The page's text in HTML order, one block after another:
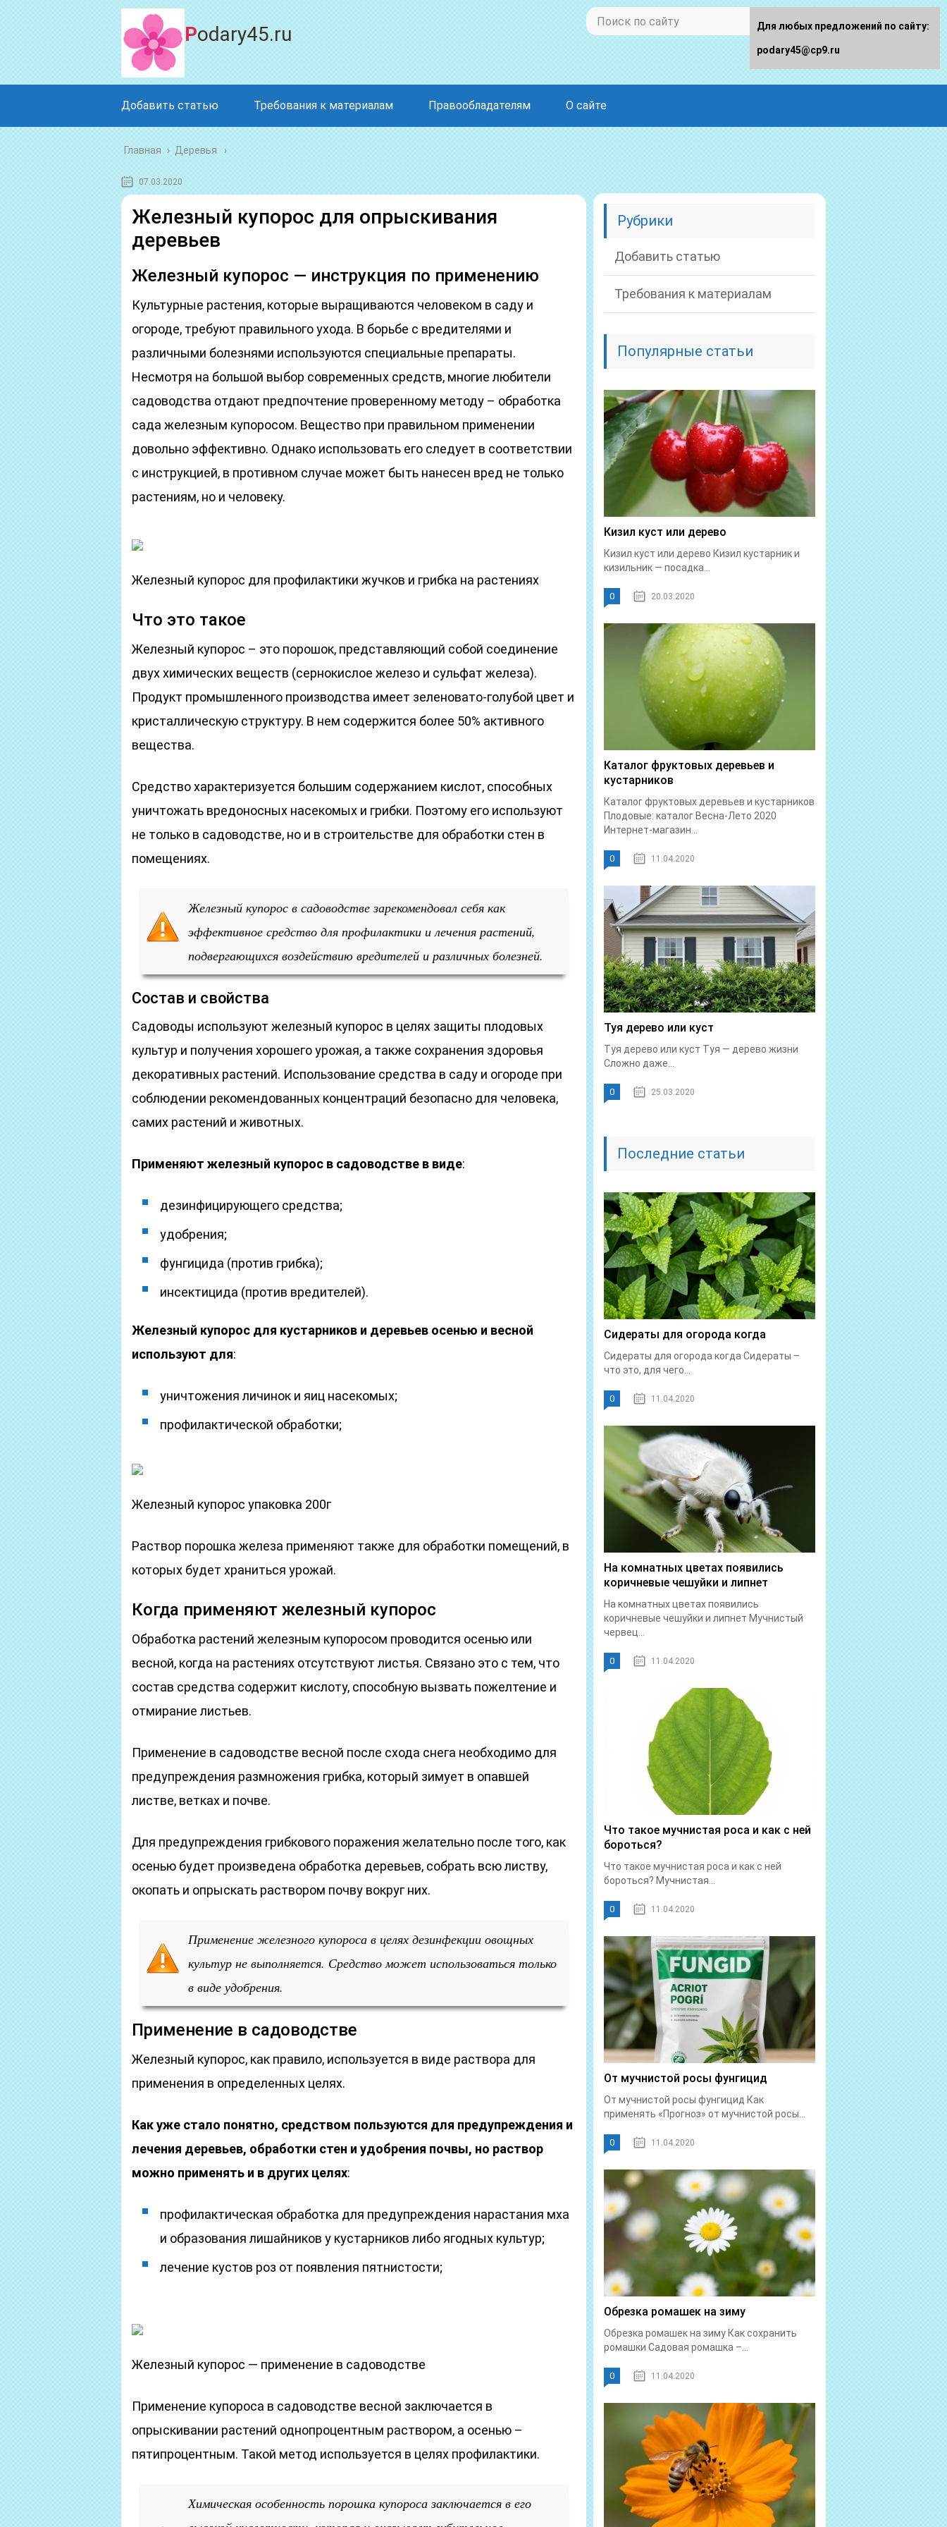
Podary45.ru
Добавить статью Требования к материалам Правообладателям О сайте
Главная › Деревья
07.03.2020
Железный купорос для опрыскивания
деревьев
Железный купорос — инструкция по применению
Культурные растения, которые выращиваются человеком в саду и
огороде, требуют правильного ухода. В борьбе с вредителями и
различными болезнями используются специальные препараты.
Несмотря на большой выбор современных средств, многие любители
садоводства отдают предпочтение проверенному методу – обработка
сада железным купоросом. Вещество при правильном применении
довольно эффективно. Однако использовать его следует в соответствии
с инструкцией, в противном случае может быть нанесен вред не только
растениям, но и человеку.
Железный купорос для профилактики жучков и грибка на растениях
Что это такое
Железный купорос – это порошок, представляющий собой соединение
двух химических веществ (сернокислое железо и сульфат железа).
Продукт промышленного производства имеет зеленовато-голубой цвет и
кристаллическую структуру. В нем содержится более 50% активного
вещества.
Средство характеризуется большим содержанием кислот, способных
уничтожать вредоносных насекомых и грибки. Поэтому его используют
не только в садоводстве, но и в строительстве для обработки стен в
помещениях.
Железный купорос в садоводстве зарекомендовал себя как
эффективное средство для профилактики и лечения растений,
подвергающихся воздействию вредителей и различных болезней.
Состав и свойства
Садоводы используют железный купорос в целях защиты плодовых
культур и получения хорошего урожая, а также сохранения здоровья
декоративных растений. Использование средства в саду и огороде при
соблюдении рекомендованных концентраций безопасно для человека,
самих растений и животных.
Применяют железный купорос в садоводстве в виде:
дезинфицирующего средства;
удобрения;
фунгицида (против грибка);
инсектицида (против вредителей).
Железный купорос для кустарников и деревьев осенью и весной
используют для:
уничтожения личинок и яиц насекомых;
профилактической обработки;
Железный купорос упаковка 200г
Раствор порошка железа применяют также для обработки помещений, в
которых будет храниться урожай.
Когда применяют железный купорос
Обработка растений железным купоросом проводится осенью или
весной, когда на растениях отсутствуют листья. Связано это с тем, что
состав средства содержит кислоту, способную вызвать пожелтение и
отмирание листьев.
Применение в садоводстве весной после схода снега необходимо для
предупреждения размножения грибка, который зимует в опавшей
листве, ветках и почве.
Для предупреждения грибкового поражения желательно после того, как
осенью будет произведена обработка деревьев, собрать всю листву,
окопать и опрыскать раствором почву вокруг них.
Применение железного купороса в целях дезинфекции овощных
культур не выполняется. Средство может использоваться только
в виде удобрения.
Применение в садоводстве
Железный купорос, как правило, используется в виде раствора для
применения в определенных целях.
Как уже стало понятно, средством пользуются для предупреждения и
лечения деревьев, обработки стен и удобрения почвы, но раствор
можно применять и в других целях:
профилактическая обработка для предупреждения нарастания мха
и образования лишайников у кустарников либо ягодных культур;
лечение кустов роз от появления пятнистости;
Железный купорос — применение в садоводстве
Применение купороса в садоводстве весной заключается в
опрыскивании растений однопроцентным раствором, а осенью –
пятипроцентным. Такой метод используется в целях профилактики.
Химическая особенность порошка купороса заключается в его
Рубрики
Добавить статью
Требования к материалам
Популярные статьи
Кизил куст или дерево
Кизил куст или дерево Кизил кустарник и
кизильник — посадка...
0 20.03.2020
Каталог фруктовых деревьев и
кустарников
Каталог фруктовых деревьев и кустарников
Плодовые: каталог Весна-Лето 2020
Интернет-магазин...
0 11.04.2020
Туя дерево или куст
Туя дерево или куст Туя — дерево жизни
Сложно даже...
0 25.03.2020
Последние статьи
Сидераты для огорода когда
Сидераты для огорода когда Сидераты –
что это, для чего...
0 11.04.2020
На комнатных цветах появились
коричневые чешуйки и липнет
На комнатных цветах появились
коричневые чешуйки и липнет Мучнистый
червец...
0 11.04.2020
Что такое мучнистая роса и как с ней
бороться?
Что такое мучнистая роса и как с ней
бороться? Мучнистая...
0 11.04.2020
От мучнистой росы фунгицид
От мучнистой росы фунгицид Как
применять «Прогноз» от мучнистой росы...
0 11.04.2020
Обрезка ромашек на зиму
Обрезка ромашек на зиму Как сохранить
ромашки Садовая ромашка –...
0 11.04.2020
Для любых предложений по сайту:
podary45@cp9.ru